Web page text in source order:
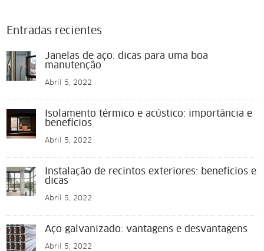
Entradas recientes
Janelas de aço: dicas para uma boa
manutenção
Abril 5, 2022
Isolamento térmico e acústico: importância e
benefícios
Abril 5, 2022
Instalação de recintos exteriores: benefícios e
dicas
Abril 5, 2022
Aço galvanizado: vantagens e desvantagens
Abril 5, 2022